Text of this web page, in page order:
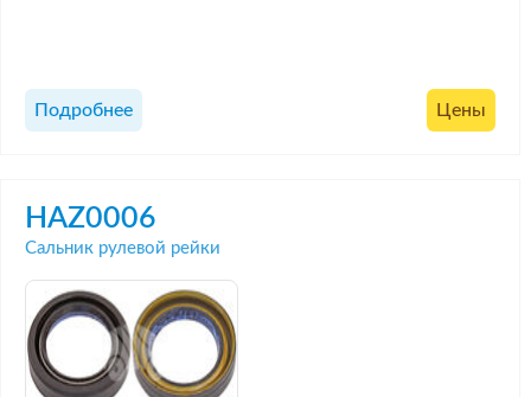
Подробнее Цены
HAZ0006
Сальник рулевой рейки